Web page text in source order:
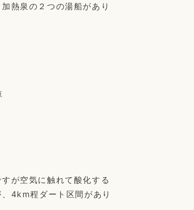
熱泉の２つの湯船があり
が空気に触れて酸化する
4km程ダート区間があり